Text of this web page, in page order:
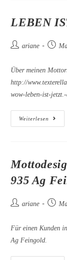
LEBEN
Beitrags-
ariane
Über meinen
http://
wow-leben-ist-
Weiterlesen
IST
935 Ag
Beitrags-
ariane
Für einen Kunden
Ag Feingold.